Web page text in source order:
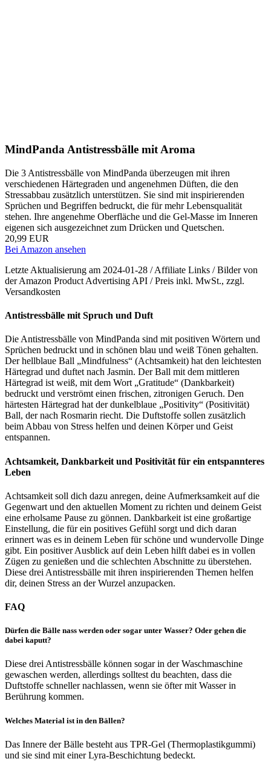
MindPanda Antistressbälle mit Aroma
Die 3 Antistressbälle von MindPanda überzeugen mit ihren
verschiedenen Härtegraden und angenehmen Düften, die den
Stressabbau zusätzlich unterstützen. Sie sind mit inspirierenden
Sprüchen und Begriffen bedruckt, die für mehr Lebensqualität
stehen. Ihre angenehme Oberfläche und die Gel-Masse im Inneren
eigenen sich ausgezeichnet zum Drücken und Quetschen.
20,99 EUR
Bei Amazon ansehen
Letzte Aktualisierung am 2024-01-28 / Affiliate Links / Bilder von
der Amazon Product Advertising API / Preis inkl. MwSt., zzgl.
Versandkosten
Antistressbälle mit Spruch und Duft
Die Antistressbälle von MindPanda sind mit positiven Wörtern und
Sprüchen bedruckt und in schönen blau und weiß Tönen gehalten.
Der hellblaue Ball „Mindfulness“ (Achtsamkeit) hat den leichtesten
Härtegrad und duftet nach Jasmin. Der Ball mit dem mittleren
Härtegrad ist weiß, mit dem Wort „Gratitude“ (Dankbarkeit)
bedruckt und verströmt einen frischen, zitronigen Geruch. Den
härtesten Härtegrad hat der dunkelblaue „Positivity“ (Positivität)
Ball, der nach Rosmarin riecht. Die Duftstoffe sollen zusätzlich
beim Abbau von Stress helfen und deinen Körper und Geist
entspannen.
Achtsamkeit, Dankbarkeit und Positivität für ein entspannteres
Leben
Achtsamkeit soll dich dazu anregen, deine Aufmerksamkeit auf die
Gegenwart und den aktuellen Moment zu richten und deinem Geist
eine erholsame Pause zu gönnen. Dankbarkeit ist eine großartige
Einstellung, die für ein positives Gefühl sorgt und dich daran
erinnert was es in deinem Leben für schöne und wundervolle Dinge
gibt. Ein positiver Ausblick auf dein Leben hilft dabei es in vollen
Zügen zu genießen und die schlechten Abschnitte zu überstehen.
Diese drei Antistressbälle mit ihren inspirierenden Themen helfen
dir, deinen Stress an der Wurzel anzupacken.
FAQ
Dürfen die Bälle nass werden oder sogar unter Wasser? Oder gehen die
dabei kaputt?
Diese drei Antistressbälle können sogar in der Waschmaschine
gewaschen werden, allerdings solltest du beachten, dass die
Duftstoffe schneller nachlassen, wenn sie öfter mit Wasser in
Berührung kommen.
Welches Material ist in den Bällen?
Das Innere der Bälle besteht aus TPR-Gel (Thermoplastikgummi)
und sie sind mit einer Lyra-Beschichtung bedeckt.